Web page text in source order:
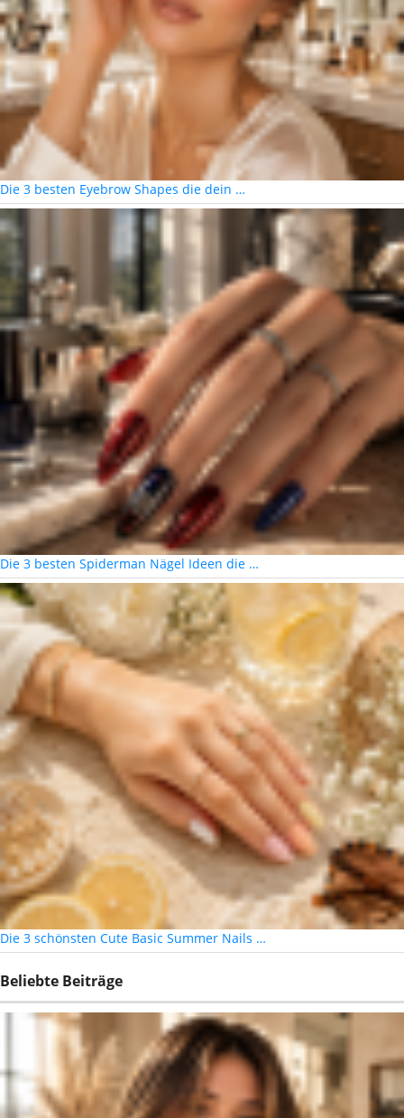
Die 3 besten Eyebrow Shapes die dein …
Die 3 besten Spiderman Nägel Ideen die …
Die 3 schönsten Cute Basic Summer Nails …
Beliebte Beiträge